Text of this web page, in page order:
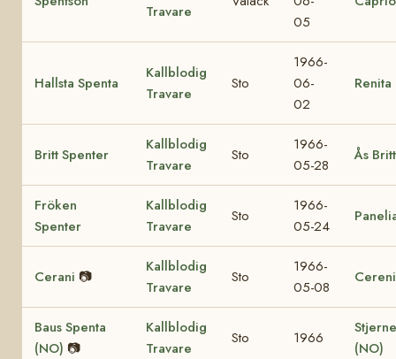
Travare
05
Hallsta Spenta
Kallblodig
Travare
Sto
1966-
06-
02
Renita
Britt Spenter
Kallblodig
Travare
Sto
1966-
05-28
Ås Britt
Fröken
Spenter
Kallblodig
Travare
Sto
1966-
05-24
Cerani 📷
Kallblodig
Travare
Sto
1966-
05-08
Baus Spenta
(NO) 📷
Kallblodig
Travare
Sto 1966
(NO)